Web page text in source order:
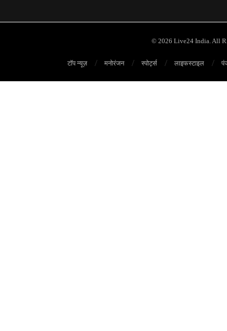
© 2026 Live24 India. All
टॉप न्यूज़ मनोरंजन स्पोर्ट्स लाइफस्टाइल